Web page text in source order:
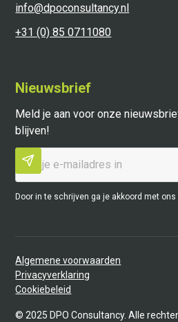
info@dpoconsultancy.nl
+31 (0) 85 0711080
Nieuwsbrief
Meld je aan voor onze
blijven!
Door in te schrijven ga je akkoord met ons
© 2025 DPO Consultancy. Alle
Algemene voorwaarden
Privacyverklaring
Cookiebeleid